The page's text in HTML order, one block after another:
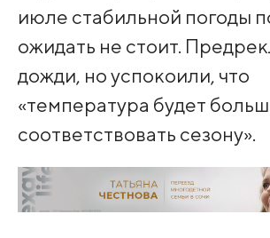
июле стабильной погоды
ожидать не стоит.
дожди, но успокоили, что
«температура будет
соответствовать сезону».